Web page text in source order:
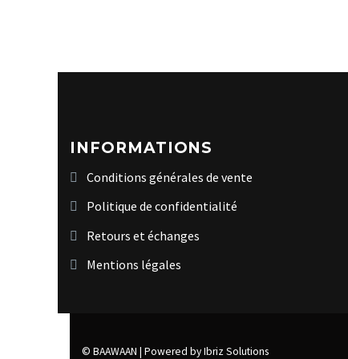
INFORMATIONS
Conditions générales de vente
Politique de confidentialité
Retours et échanges
Mentions légales
© BAAWAAN | Powered by Ibriz Solutions